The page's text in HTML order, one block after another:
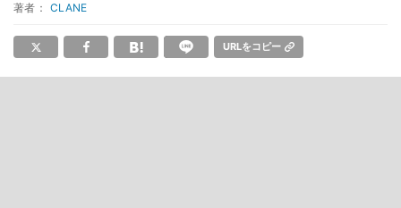
著者： CLANE
URLをコピー